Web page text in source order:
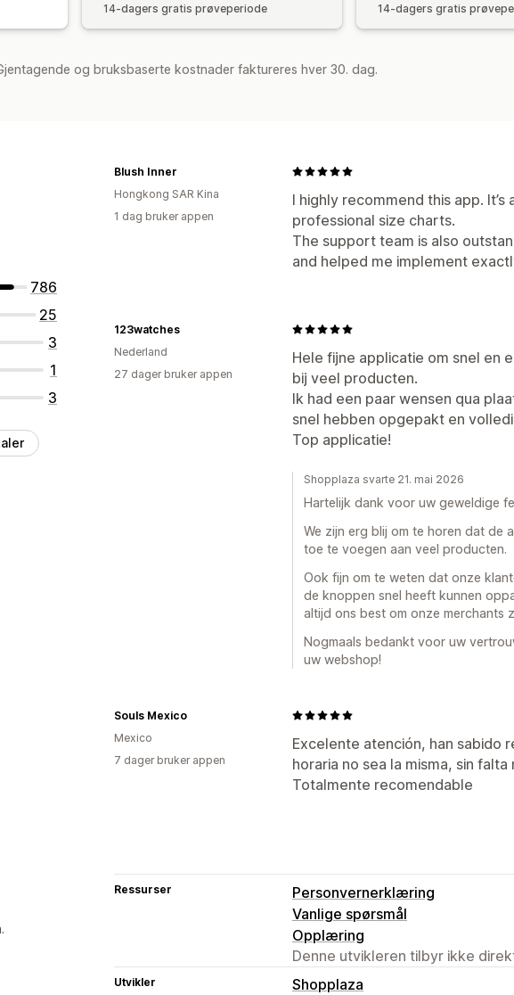
14-dagers gratis prøveperiode 14-dagers gratis
og bruksbaserte kostnader faktureres hver 30. dag.
786
25
3
1
3
I highly recommend this app.
professional size charts.
The support team is also
and helped me implement
Blush Inner
Hongkong SAR Kina
1 dag bruker appen
Hele fijne applicatie om snel en
bij veel producten.
Ik had een paar wensen qua
snel hebben opgepakt en
Top applicatie!
123watches
Nederland
27 dager bruker appen
Shopplaza svarte 21. mai 2026
Hartelijk dank voor uw geweldige
We zijn erg blij om te horen dat de
toe te voegen aan veel producten.
Ook fijn om te weten dat onze
de knoppen snel heeft kunnen
altijd ons best om onze merchants
Nogmaals bedankt voor uw
uw webshop!
Excelente atención, han sabido
horaria no sea la misma, sin
Totalmente recomendable
Souls Mexico
Mexico
7 dager bruker appen
Ressurser
Personvernerklæring
Vanlige spørsmål
Opplæring
Denne utvikleren tilbyr ikke
Utvikler
Shopplaza